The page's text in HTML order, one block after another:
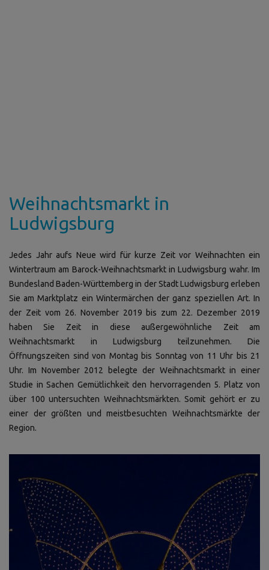
Weihnachtsmarkt in
Ludwigsburg
Jedes Jahr aufs Neue wird für kurze Zeit vor Weihnachten ein
Wintertraum am Barock-Weihnachtsmarkt in Ludwigsburg wahr. Im
Bundesland Baden-Württemberg in der Stadt Ludwigsburg erleben
Sie am Marktplatz ein Wintermärchen der ganz speziellen Art. In
der Zeit vom 26. November 2019 bis zum 22. Dezember 2019
haben Sie Zeit in diese außergewöhnliche Zeit am
Weihnachtsmarkt in Ludwigsburg teilzunehmen. Die
Öffnungszeiten sind von Montag bis Sonntag von 11 Uhr bis 21
Uhr. Im November 2012 belegte der Weihnachtsmarkt in einer
Studie in Sachen Gemütlichkeit den hervorragenden 5. Platz von
über 100 untersuchten Weihnachtsmärkten. Somit gehört er zu
einer der größten und meistbesuchten Weihnachtsmärkte der
Region.